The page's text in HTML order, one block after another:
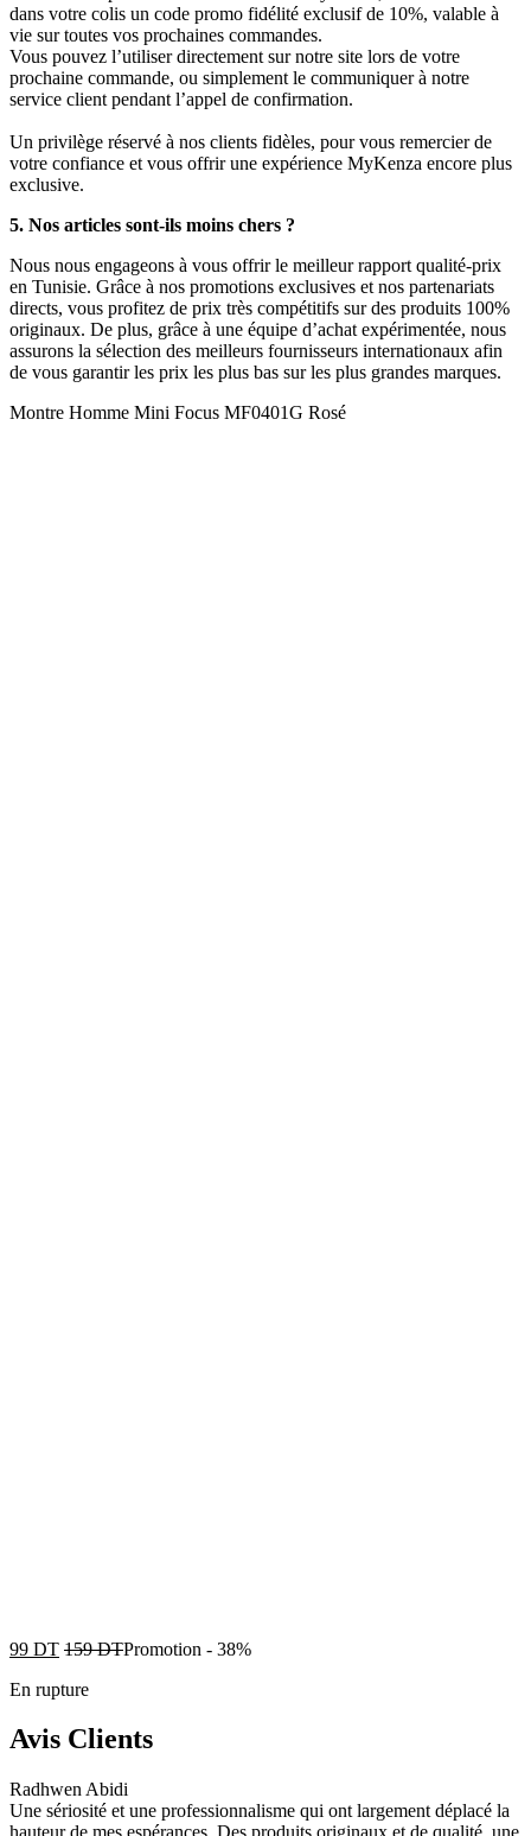
dans votre colis un code promo fidélité exclusif de 10%, valable à
vie sur toutes vos prochaines commandes.
Vous pouvez l’utiliser directement sur notre site lors de votre
prochaine commande, ou simplement le communiquer à notre
service client pendant l’appel de confirmation.
Un privilège réservé à nos clients fidèles, pour vous remercier de
votre confiance et vous offrir une expérience MyKenza encore plus
exclusive.
5. Nos articles sont-ils moins chers ?
Nous nous engageons à vous offrir le meilleur rapport qualité-prix
en Tunisie. Grâce à nos promotions exclusives et nos partenariats
directs, vous profitez de prix très compétitifs sur des produits 100%
originaux. De plus, grâce à une équipe d’achat expérimentée, nous
assurons la sélection des meilleurs fournisseurs internationaux afin
de vous garantir les prix les plus bas sur les plus grandes marques.
Montre Homme Mini Focus MF0401G Rosé
99 DT 159DTPromotion - 38%
En rupture
Avis Clients
Radhwen Abidi
Une sériosité et une professionnalisme qui ont largement déplacé la